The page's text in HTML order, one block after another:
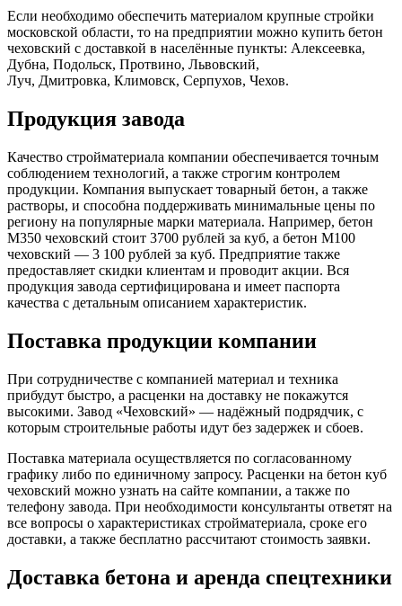
Если необходимо обеспечить материалом крупные стройки
московской области, то на предприятии можно купить бетон
чеховский с доставкой в населённые пункты: Алексеевка,
Дубна, Подольск, Протвино, Львовский,
Луч, Дмитровка, Климовск, Серпухов, Чехов.
Продукция завода
Качество стройматериала компании обеспечивается точным
соблюдением технологий, а также строгим контролем
продукции. Компания выпускает товарный бетон, а также
растворы, и способна поддерживать минимальные цены по
региону на популярные марки материала. Например, бетон
М350 чеховский стоит 3700 рублей за куб, а бетон М100
чеховский — 3 100 рублей за куб. Предприятие также
предоставляет скидки клиентам и проводит акции. Вся
продукция завода сертифицирована и имеет паспорта
качества с детальным описанием характеристик.
Поставка продукции компании
При сотрудничестве с компанией материал и техника
прибудут быстро, а расценки на доставку не покажутся
высокими. Завод «Чеховский» — надёжный подрядчик, с
которым строительные работы идут без задержек и сбоев.
Поставка материала осуществляется по согласованному
графику либо по единичному запросу. Расценки на бетон куб
чеховский можно узнать на сайте компании, а также по
телефону завода. При необходимости консультанты ответят на
все вопросы о характеристиках стройматериала, сроке его
доставки, а также бесплатно рассчитают стоимость заявки.
Доставка бетона и аренда спецтехники